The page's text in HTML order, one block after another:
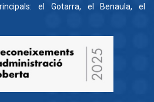
el Gotarra, el Benaula, el